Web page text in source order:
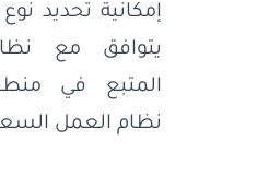
إمكانية تحديد
يتوافق مع
المتبع في
نظام العمل